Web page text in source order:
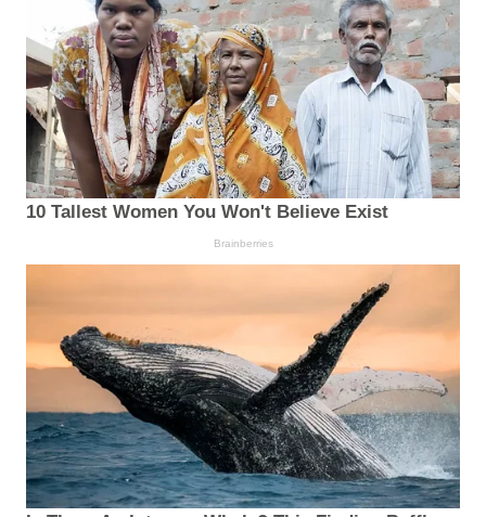
10 Tallest Women You Won't Believe Exist
Brainberries